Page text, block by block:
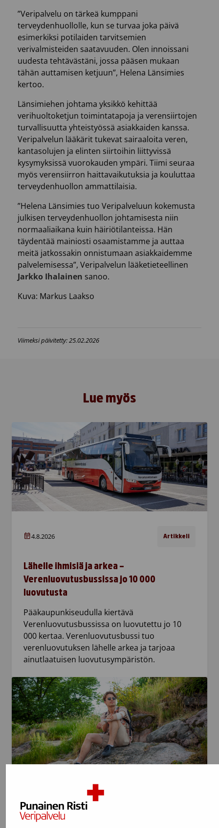
”Veripalvelu on tärkeä kumppani
terveydenhuollolle, kun se turvaa joka päivä
esimerkiksi potilaiden tarvitsemien
verivalmisteiden saatavuuden. Olen innoissani
uudesta tehtävästäni, jossa pääsen mukaan
tähän auttamisen ketjuun”, Helena Länsimies
kertoo.
Länsimiehen johtama yksikkö kehittää
verihuoltoketjun toimintatapoja ja verensiirtojen
turvallisuutta yhteistyössä asiakkaiden kanssa.
Veripalvelun lääkärit tukevat sairaaloita veren,
kantasolujen ja elinten siirtoihin liittyvissä
kysymyksissä vuorokauden ympäri. Tiimi seuraa
myös verensiirron haittavaikutuksia ja kouluttaa
terveydenhuollon ammattilaisia.
”Helena Länsimies tuo Veripalveluun kokemusta
julkisen terveydenhuollon johtamisesta niin
normaaliaikana kuin häiriötilanteissa. Hän
täydentää mainiosti osaamistamme ja auttaa
meitä jatkossakin onnistumaan asiakkaidemme
palvelemisessa”, Veripalvelun lääketieteellinen
Jarkko Ihalainen sanoo.
Kuva: Markus Laakso
Viimeksi päivitetty: 25.02.2026
Lue myös
4.8.2026 Artikkeli
Lähelle ihmisiä ja arkea –
Verenluovutusbussissa jo 10 000
luovutusta
Pääkaupunkiseudulla kiertävä
Verenluovutusbussissa on luovutettu jo 10
000 kertaa. Verenluovutusbussi tuo
verenluovutuksen lähelle arkea ja tarjoaa
ainutlaatuisen luovutusympäristön.
Ulkomaanmatka voi estää